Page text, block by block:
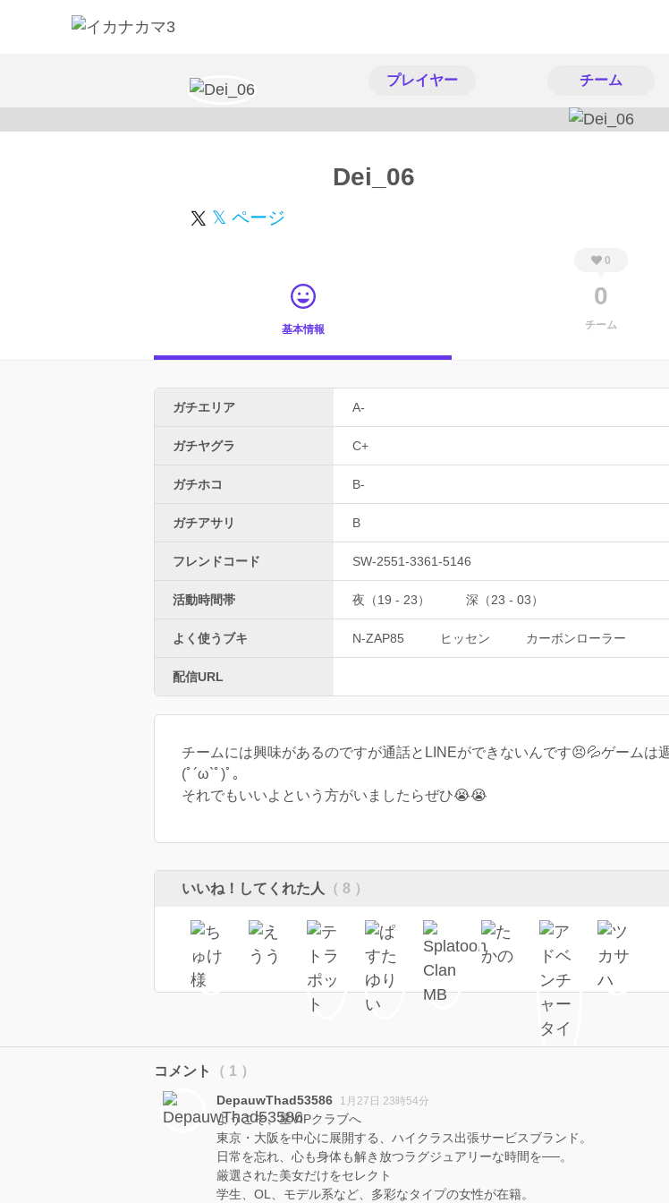
プレイヤー チーム
Dei_06
𝕏 ページ
基本情報
0
0
チーム
ガチエリア A-
ガチヤグラ C+
ガチホコ B-
ガチアサリ B
フレンドコード SW-2551-3361-5146
活動時間帯 夜（19 - 23） 深（23 - 03）
よく使うブキ N-ZAP85 ヒッセン カーボンローラー
配信URL
チームには興味があるのですが通話とLINEができないんです😣💦ゲームは
(ﾟ´ω`ﾟ)ﾟ。
それでもいいよという方がいましたらぜひ😭😭
いいね！してくれた人 （ 8 ）
コメント （ 1 ）
DepauwThad53586 1月27日 23時54分
ようこそ、星VIPクラブへ
東京・大阪を中心に展開する、ハイクラス出張サービスブランド。
日常を忘れ、心も身体も解き放つラグジュアリーな時間を──。
厳選された美女だけをセレクト
学生、OL、モデル系など、多彩なタイプの女性が在籍。